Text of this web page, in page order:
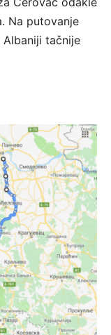
Na putovanje
tačnije